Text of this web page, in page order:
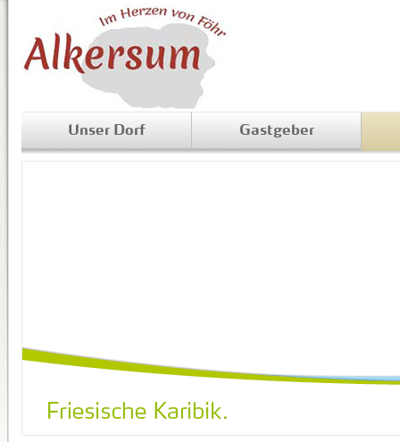
Unser Dorf Gastgeber